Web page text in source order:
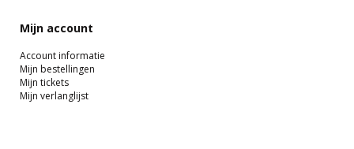
Mijn account
Account informatie
Mijn bestellingen
Mijn tickets
Mijn verlanglijst